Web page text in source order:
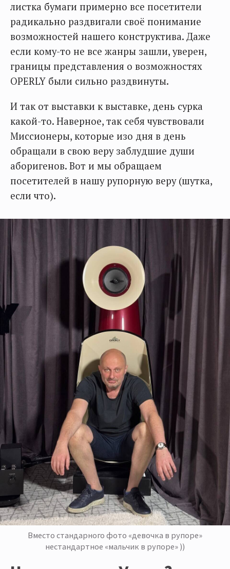
листка бумаги примерно все посетители
радикально раздвигали своё понимание
возможностей нашего конструктива. Даже
если кому-то не все жанры зашли, уверен,
границы представления о возможностях
OPERLY были сильно раздвинуты.
И так от выставки к выставке, день сурка
какой-то. Наверное, так себя чувствовали
Миссионеры, которые изо дня в день
обращали в свою веру заблудшие души
аборигенов. Вот и мы обращаем
посетителей в нашу рупорную веру (шутка,
если что).
Вместо стандарного фото «девочка в рупоре»
нестандартное «мальчик в рупоре» ))